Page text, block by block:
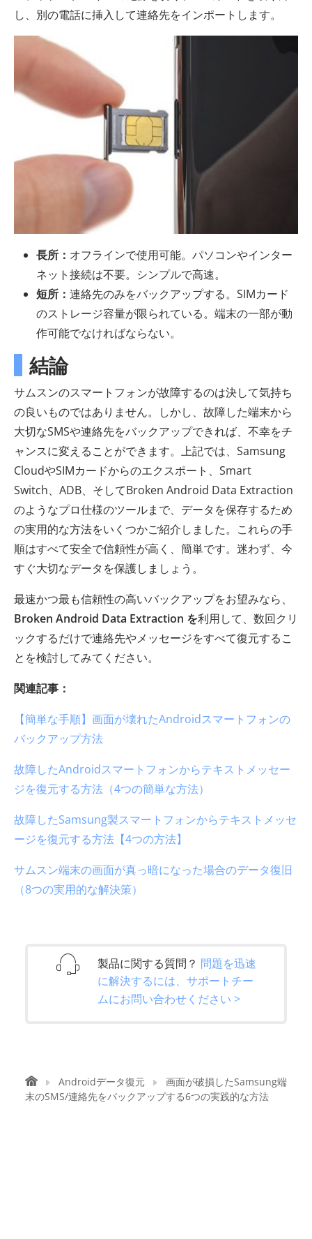
し、別の電話に挿入して連絡先をインポートします。
長所： オフラインで使用可能。パソコンやインター
ネット接続は不要。シンプルで高速。
短所： 連絡先のみをバックアップする。SIMカード
のストレージ容量が限られている。端末の一部が動
作可能でなければならない。
結論
サムスンのスマートフォンが故障するのは決して気持ち
の良いものではありません。しかし、故障した端末から
大切なSMSや連絡先をバックアップできれば、不幸をチ
ャンスに変えることができます。上記では、Samsung
CloudやSIMカードからのエクスポート、Smart
Switch、ADB、そしてBroken Android Data Extraction
のようなプロ仕様のツールまで、データを保存するため
の実用的な方法をいくつかご紹介しました。これらの手
順はすべて安全で信頼性が高く、簡単です。迷わず、今
すぐ大切なデータを保護しましょう。
最速かつ最も信頼性の高いバックアップをお望みなら、
Broken Android Data Extraction を利用して、数回クリ
ックするだけで連絡先やメッセージをすべて復元するこ
とを検討してみてください。
関連記事：
【簡単な手順】画面が壊れたAndroidスマートフォンの
バックアップ方法
故障したAndroidスマートフォンからテキストメッセー
ジを復元する方法（4つの簡単な方法）
故障したSamsung製スマートフォンからテキストメッセ
ージを復元する方法【4つの方法】
サムスン端末の画面が真っ暗になった場合のデータ復旧
（8つの実用的な解決策）
製品に関する質問？ 問題を迅速
に解決するには、サポートチー
ムにお問い合わせください >
Androidデータ復元
画面が破損したSamsung端
末のSMS/連絡先をバックアップする6つの実践的な方法